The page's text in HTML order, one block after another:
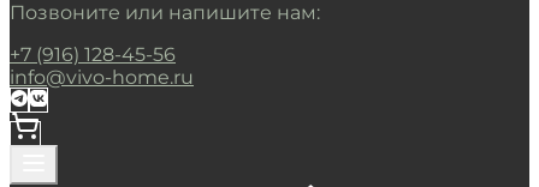
Позвоните или напишите нам:
+7 (916) 128-45-56
info@vivo-home.ru